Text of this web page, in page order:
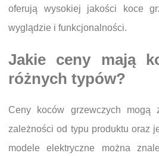
oferują wysokiej jakości koce
wyglądzie i funkcjonalności.
Jakie ceny mają
różnych typów?
Ceny koców grzewczych mogą
zależności od typu produktu oraz
modele elektryczne można